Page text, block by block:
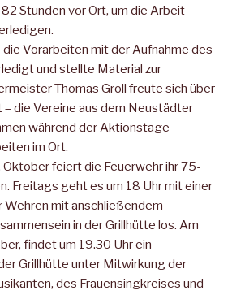
Stunden vor Ort, um die Arbeit
Vorarbeiten mit der Aufnahme des
und stellte Material zur
Thomas Groll freute sich über
die Vereine aus dem Neustädter
während der Aktionstage
im Ort.
Oktober feiert die Feuerwehr ihr 75-
Freitags geht es um 18 Uhr mit einer
Wehren mit anschließendem
in der Grillhütte los. Am
findet um 19.30 Uhr ein
Grillhütte unter Mitwirkung der
des Frauensingkreises und